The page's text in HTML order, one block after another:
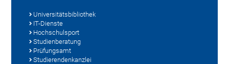
Universitätsbibliothek
IT-Dienste
Hochschulsport
Studienberatung
Prüfungsamt
Studierendenkanzlei